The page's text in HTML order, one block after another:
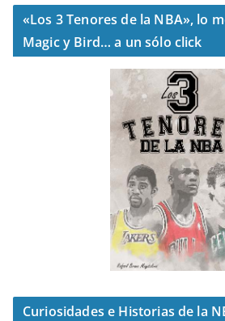
«Los 3 Tenores de la NBA», lo
Magic y Bird… a un sólo click
Curiosidades e Historias de la